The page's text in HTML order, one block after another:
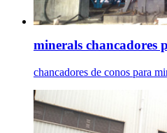
minerals chancadores
chancadores de conos para